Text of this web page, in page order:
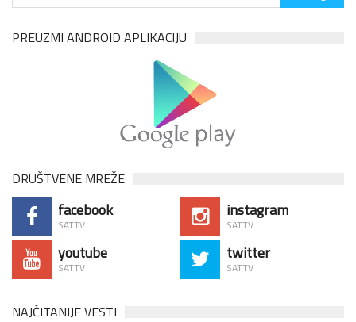
PREUZMI ANDROID APLIKACIJU
DRUŠTVENE MREŽE
facebook
SATTV
instagram
SATTV
youtube
SATTV
twitter
SATTV
NAJČITANIJE VESTI